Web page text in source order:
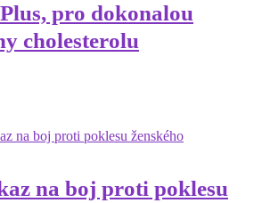
pro dokonalou
cholesterolu
na boj proti poklesu